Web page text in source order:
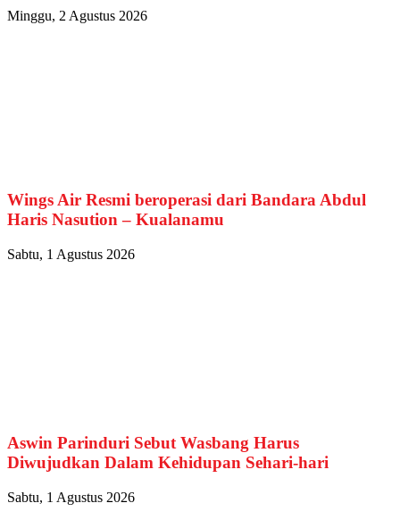
Minggu, 2 Agustus 2026
Wings Air Resmi beroperasi dari Bandara Abdul
Haris Nasution – Kualanamu
Sabtu, 1 Agustus 2026
Aswin Parinduri Sebut Wasbang Harus
Diwujudkan Dalam Kehidupan Sehari-hari
Sabtu, 1 Agustus 2026